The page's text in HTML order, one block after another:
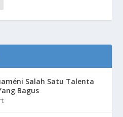
Salah Satu Talenta
Bagus